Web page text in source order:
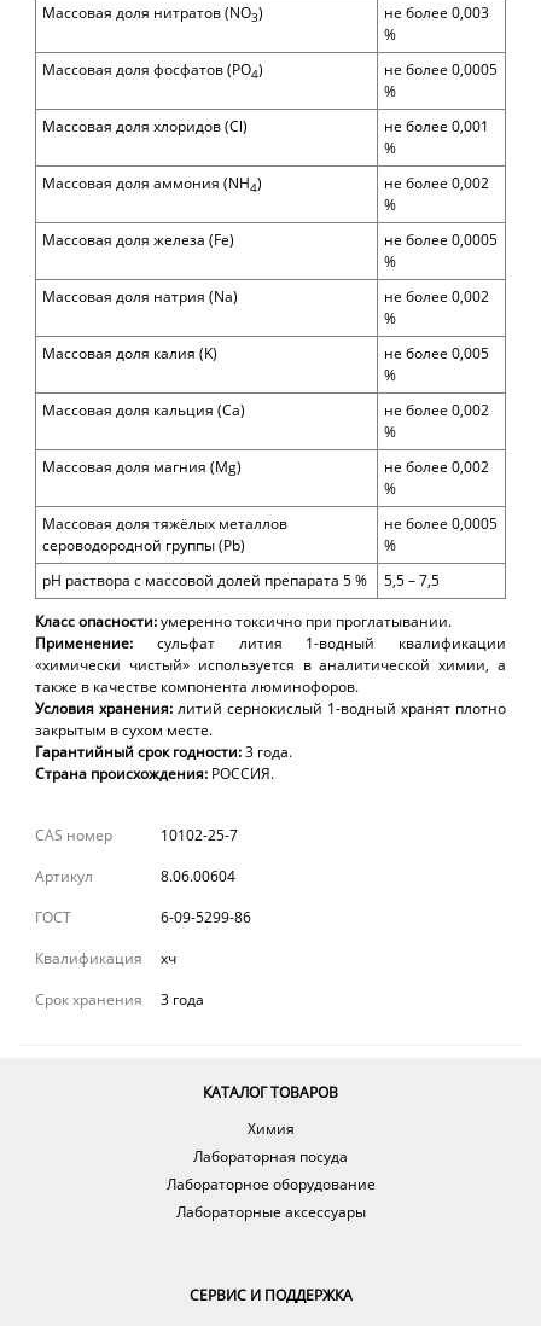
Массовая доля нитратов (NO3)
не более 0,003
%
Массовая доля фосфатов (PO4)
не более 0,0005
%
Массовая доля хлоридов (Cl)
не более 0,001
%
Массовая доля аммония (NH4) не более 0,002
%
Массовая доля железа (Fe) не более 0,0005
%
Массовая доля натрия (Na)
не более 0,002
%
Массовая доля калия (K) не более 0,005
%
Массовая доля кальция (Ca) не более 0,002
%
Массовая доля магния (Mg) не более 0,002
%
Массовая доля тяжёлых металлов
сероводородной группы(Pb)
не более 0,0005
%
pH раствора с массовой долей препарата 5 %
5,5 – 7,5
Класс опасности:умеренно токсично при проглатывании.
Применение:
сульфат лития 1-водный квалификации
«химически чистый» используется в аналитической химии, а
также в качестве компонента люминофоров.
Условия хранения: литий сернокислый 1-водный хранят плотно
закрытым в сухом месте.
Гарантийный срок годности:3 года.
Страна происхождения: РОССИЯ.
CAS номер
10102-25-7
Артикул
8.06.00604
ГОСТ
6-09-5299-86
Квалификация
хч
Срок хранения
3 года
КАТАЛОГ ТОВАРОВ
Химия
Лабораторная посуда
Лабораторное оборудование
Лабораторные аксессуары
СЕРВИС И ПОДДЕРЖКА